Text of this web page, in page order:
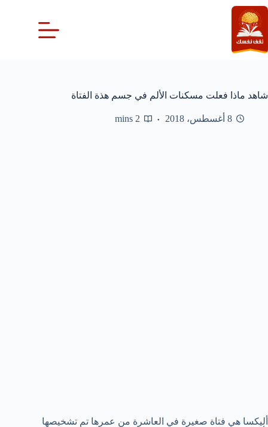
التجاوز
إلى
المحتوى
شاهد ماذا فعلت مسكنات الألم في جسم هذة الفتاة
8 أغسطس، 2018 2 mins
أليكسا هي فتاة صغيرة في العاشرة من عمرها تم تشخيصها